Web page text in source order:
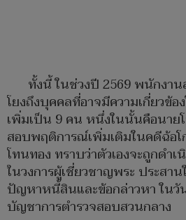
ทั้งนี้ ในช่วงปี 2569 พนักงา
โยงถึงบุคคลที่อาจมีความเกี่ยวข้อ
เพิ่มเป็น 9 คน หนึ่งในนั้นคือนาย
สอบพฤติการณ์เพิ่มเติมในคดีฉ้อโ
โทนทอง ทราบว่าตัวเองจะถูกดำ
ในวงการผู้เชี่ยวชาญพระ ประสา
ปัญหาหนี้สินและข้อกล่าวหา ในวั
บัญชาการตำรวจสอบสวนกลาง